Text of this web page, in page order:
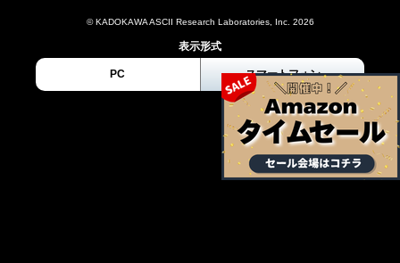
© KADOKAWA ASCII Research Laboratories, Inc. 2026
表示形式
PC スマートフォン